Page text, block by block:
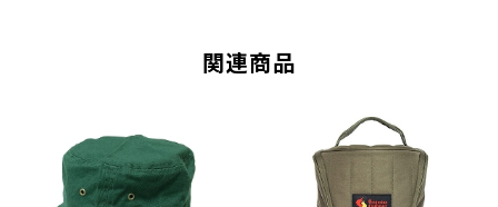
【サイズ・刃渡り・重量】
約L710xH200xW34mm・72mm・約2040g
関連商品